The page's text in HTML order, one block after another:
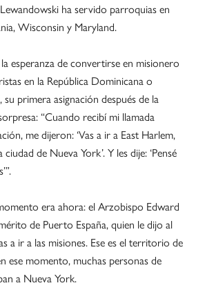
ha servido parroquias en
Wisconsin y Maryland.
esperanza de convertirse en misionero
en la República Dominicana o
su primera asignación después de la
“Cuando recibí mi llamada
me dijeron: ‘Vas a ir a East Harlem,
de Nueva York’. Y les dije: ‘Pensé
era ahora: el Arzobispo Edward
de Puerto España, quien le dijo al
a ir a las misiones. Ese es el territorio de
ese momento, muchas personas de
a Nueva York.